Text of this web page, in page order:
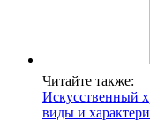
Читайте также:
Искусственный
виды и